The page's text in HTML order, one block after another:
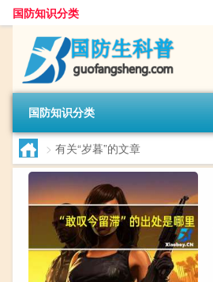
国防知识分类
国防知识分类
> 有关“岁暮”的文章